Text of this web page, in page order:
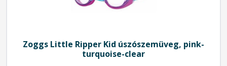
Zoggs Little Ripper Kid úszószemüveg, pink-
turquoise-clear